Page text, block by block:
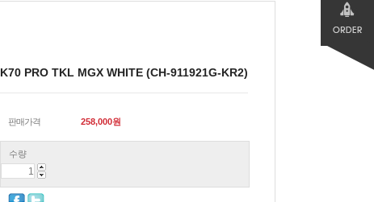
K70 PRO TKL MGX WHITE (CH-911921G-KR2)
판매가격 258,000원
수량